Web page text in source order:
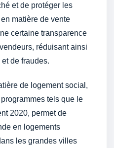
et de protéger les
matière de vente
certaine transparence
réduisant ainsi
et de fraudes.
de logement social,
tels que le
2020, permet de
en logements
les grandes villes